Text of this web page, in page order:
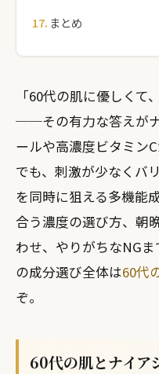
まとめ
「60代の肌に優しくて
──その有力な答えが
ールや高濃度ビタミン
でも、刺激が少なくバ
を同時に狙える多機能
合う濃度の選び方、朝
わせ、やりがちなNG
の成分選び全体は60代
ぞ。
60代の肌とナイア